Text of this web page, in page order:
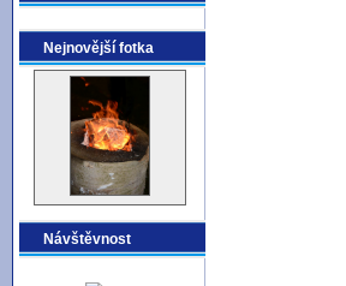
Nejnovější fotka
Návštěvnost